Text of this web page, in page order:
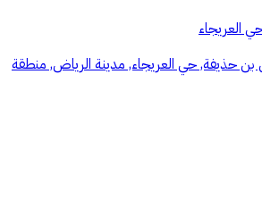
العريجاء
بن حذيفة, حي العريجاء, مدينة الرياض, منطقة